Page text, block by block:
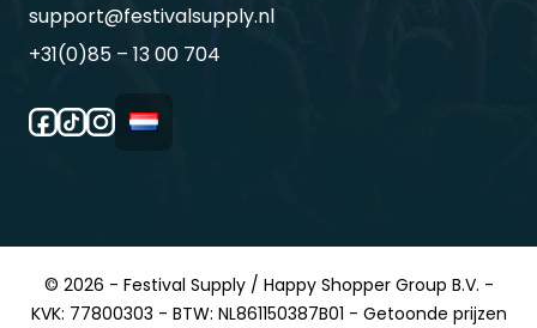
support@festivalsupply.nl
+31(0)85 – 13 00 704
© 2026 - Festival Supply / Happy Shopper Group B.V. -
KVK: 77800303 - BTW: NL861150387B01 - Getoonde prijzen